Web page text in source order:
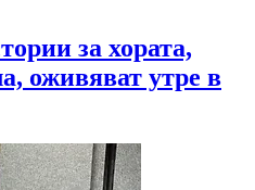
за хората,
оживяват утре в